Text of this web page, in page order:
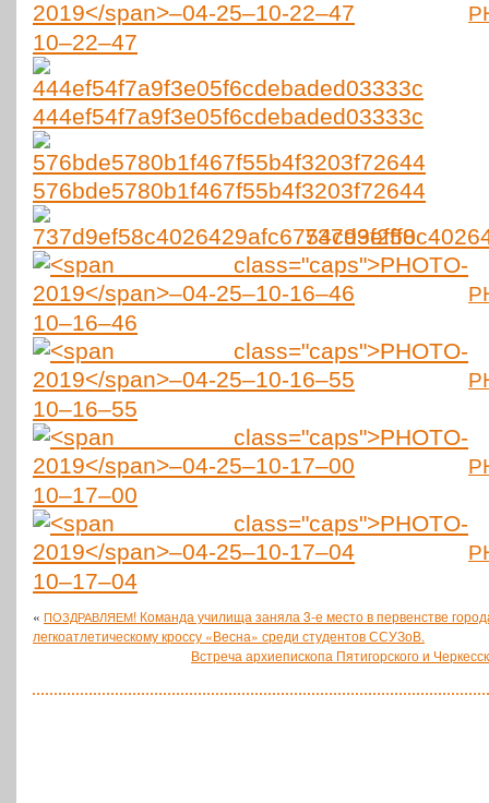
10–22–47
444ef54f7a9f3e05f6cdebaded03333c
576bde5780b1f467f55b4f3203f72644
10–16–46
10–16–55
10–17–00
10–17–04
« ПОЗДРАВЛЯЕМ! Команда училища заняла 3‑е место в первенстве
легкоатлетическому кроссу «Весна» среди студентов ССУЗоВ.
Встреча архиепископа Пятигорского и